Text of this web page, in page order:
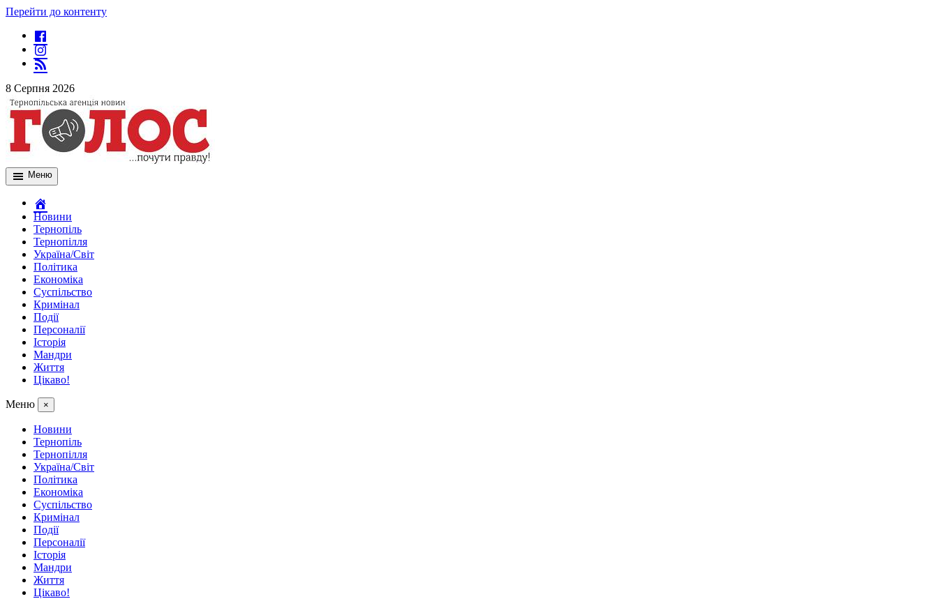
Перейти до контенту
8 Серпня 2026
Меню
Новини
Тернопіль
Тернопілля
Україна/Світ
Політика
Економіка
Суспільство
Кримінал
Події
Персоналії
Історія
Мандри
Життя
Цікаво!
Меню ×
Новини
Тернопіль
Тернопілля
Україна/Світ
Політика
Економіка
Суспільство
Кримінал
Події
Персоналії
Історія
Мандри
Життя
Цікаво!